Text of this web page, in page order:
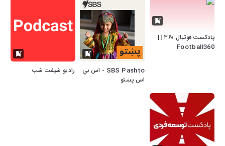
پادکست فوتبال ۳۶۰ ||
Football360
SBS Pashto - اس بي
اس پښتو
رادیو شیفت شب